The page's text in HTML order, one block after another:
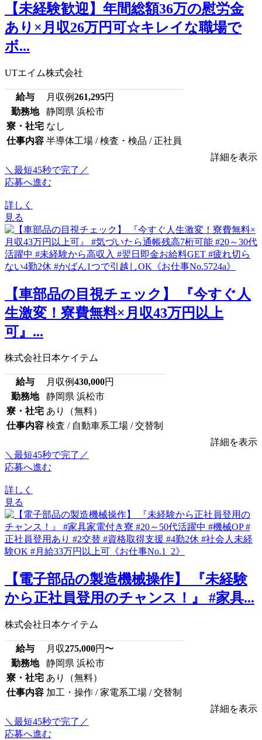
【未経験歓迎】年間総額36万の慰労金
あり×月収26万円可☆キレイな職場で
ボ...
UTエイム株式会社
給与 月収例261,295円
勤務地
静岡県 浜松市
寮・社宅 なし
仕事内容 半導体工場 / 検査・検品 / 正社員
詳細を表示
＼最短45秒で完了／
応募へ進む
詳しく
見る
【車部品の目視チェック】 『今すぐ人
生激変！寮費無料×月収43万円以上
可』...
株式会社日本ケイテム
給与 月収例430,000円
勤務地
静岡県 浜松市
寮・社宅 あり（無料）
仕事内容 検査 / 自動車系工場 / 交替制
詳細を表示
＼最短45秒で完了／
応募へ進む
詳しく
見る
【電子部品の製造機械操作】 『未経験
から正社員登用のチャンス！』 #家具...
株式会社日本ケイテム
給与 月収275,000円〜
勤務地
静岡県 浜松市
寮・社宅 あり（無料）
仕事内容 加工・操作 / 家電系工場 / 交替制
詳細を表示
＼最短45秒で完了／
応募へ進む